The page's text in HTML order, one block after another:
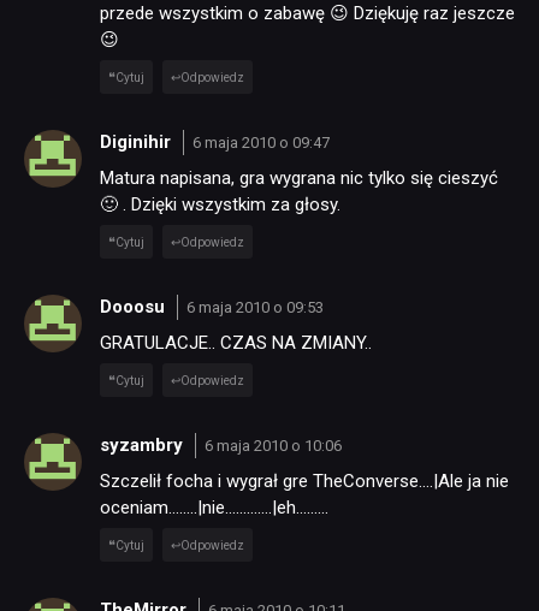
NEWSY
przede wszystkim o zabawę 😉 Dziękuję raz jeszcze
😉
Cytuj Odpowiedz
Diginihir 6 maja 2010 o 09:47
Matura napisana, gra wygrana nic tylko się cieszyć
🙂 . Dzięki wszystkim za głosy.
Cytuj Odpowiedz
Dooosu 6 maja 2010 o 09:53
GRATULACJE.. CZAS NA ZMIANY..
Cytuj Odpowiedz
syzambry 6 maja 2010 o 10:06
Szczelił focha i wygrał gre TheConverse….|Ale ja nie
oceniam……..|nie………….|eh………
Cytuj Odpowiedz